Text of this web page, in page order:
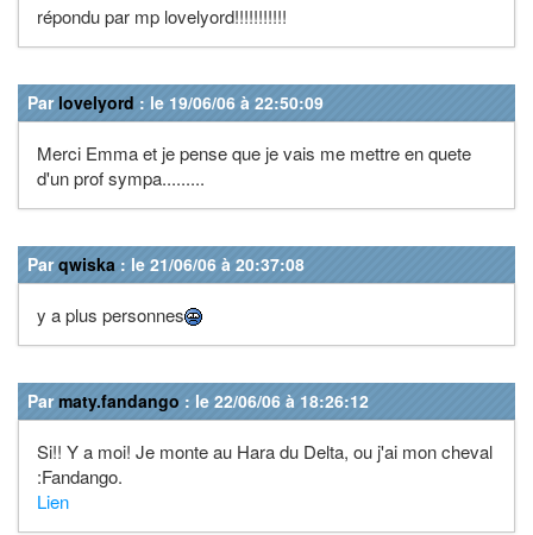
répondu par mp lovelyord!!!!!!!!!!!
Par lovelyord : le 19/06/06 à 22:50:09
Merci Emma et je pense que je vais me mettre en quete
d'un prof sympa.........
Parqwiska : le 21/06/06 à 20:37:08
y a plus personnes
Parmaty.fandango : le 22/06/06 à 18:26:12
Si!! Y a moi! Je monte au Hara du Delta, ou j'ai mon cheval
:Fandango.
Lien